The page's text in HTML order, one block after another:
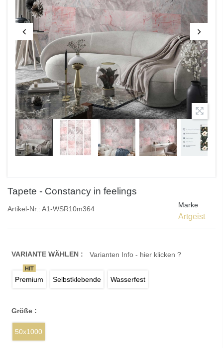
Tapete - Constancy in feelings
Artikel-Nr.: A1-WSR10m364 Marke
Artgeist
VARIANTE WÄHLEN : Varianten Info - hier klicken ?
Premium
HIT
Selbstklebende Wasserfest
Größe :
50x1000